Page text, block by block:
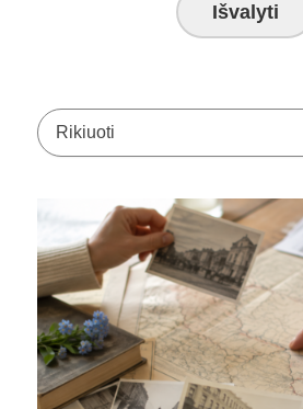
Išvalyti
Rikiuoti